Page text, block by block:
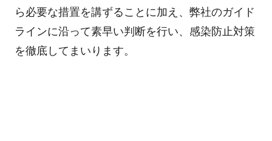
ら必要な措置を講ずることに加え、弊社のガイド
ラインに沿って素早い判断を行い、感染防止対策
を徹底してまいります。